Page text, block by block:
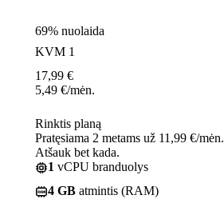
69% nuolaida
KVM 1
17,99 €
5,49 €/mėn.
Rinktis planą
Pratęsiama 2 metams už 11,99 €/mėn.
Atšauk bet kada.
1 vCPU branduolys
4 GB atmintis (RAM)